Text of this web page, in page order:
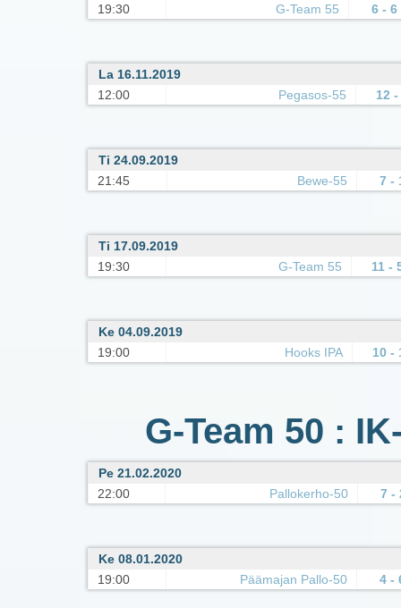
19:30
G-Team 55 6 - 6
La 16.11.2019
12:00
Pegasos-55 12 -
Ti 24.09.2019
21:45
Bewe-55 7 -
Ti 17.09.2019
19:30
G-Team 55 11 -
Ke 04.09.2019
19:00
Hooks IPA 10 -
G-Team 50 :
Pe 21.02.2020
22:00
Pallokerho-50 7 -
Ke 08.01.2020
19:00
Päämajan Pallo-50 4 -